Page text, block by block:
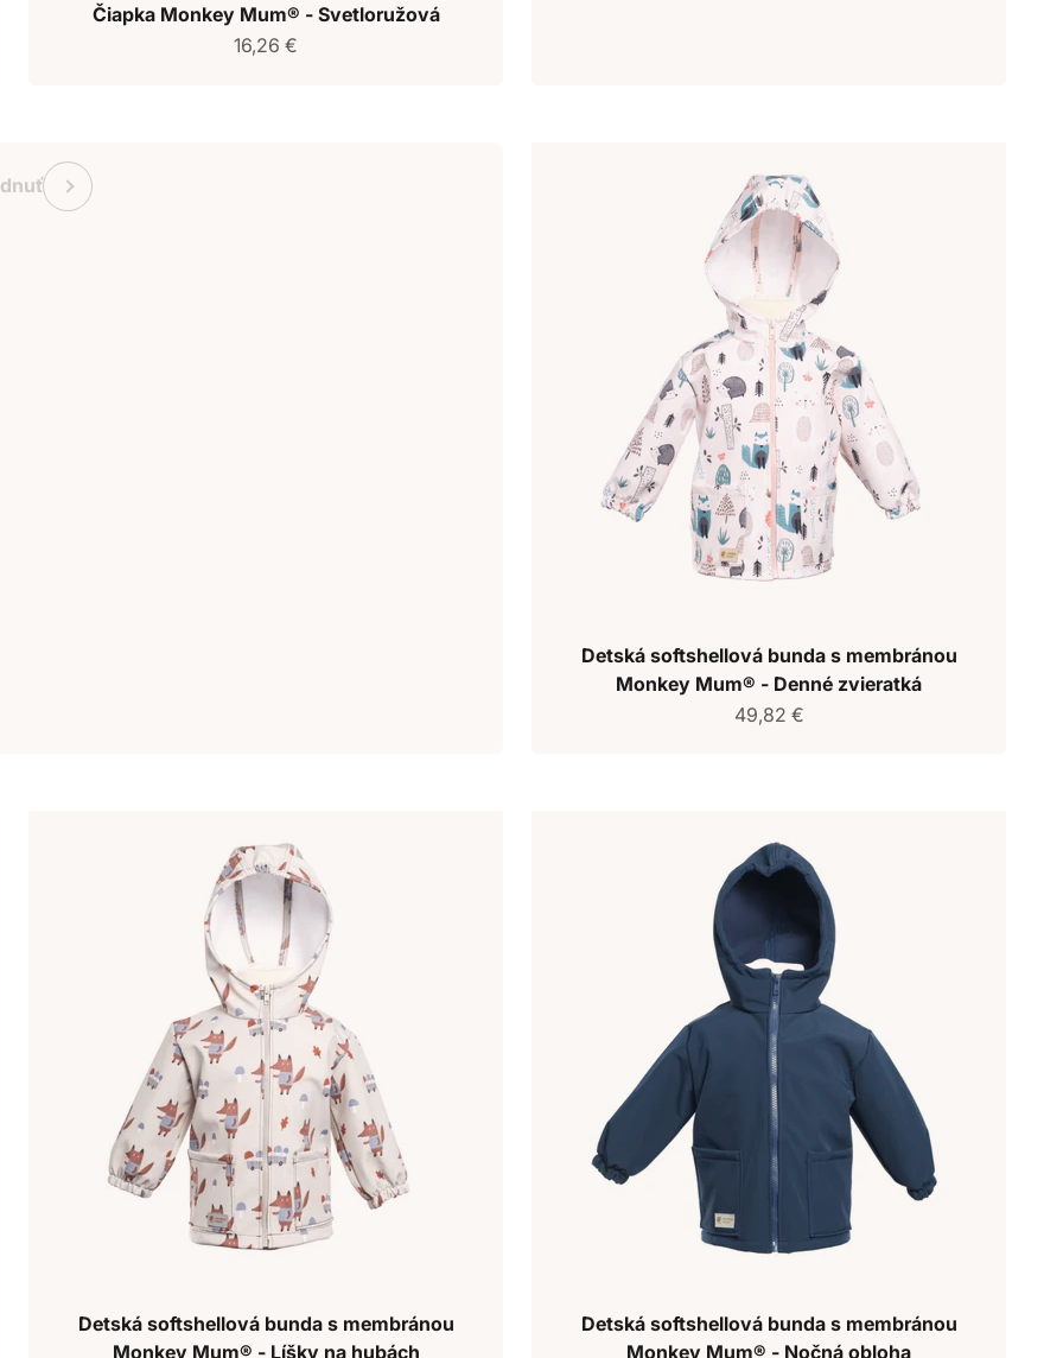
Čiapka Monkey Mum® - Svetloružová
Predajná cena
16,26 €
Predchádzajúce
Detská softshellová bunda s membránou
Monkey Mum® - Denné zvieratká
Predajná cena
49,82 €
Detská softshellová bunda s membránou
Monkey Mum® - Líšky na hubách
Detská softshellová bunda s membránou
Monkey Mum® - Nočná obloha